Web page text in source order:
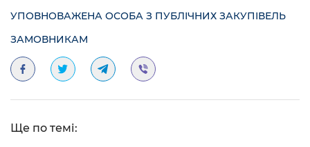
УПОВНОВАЖЕНА ОСОБА З ПУБЛІЧНИХ ЗАКУПІВЕЛЬ
ЗАМОВНИКАМ
Ще по темі: